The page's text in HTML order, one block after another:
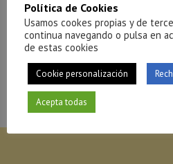
Más gente
22.00€
Política de Cookies
Usamos cookes propias y de
continua navegando o pulsa en
de estas cookies
Cookie personalización
Acepta todas